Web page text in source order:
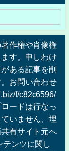
作権や肖像権
す。申しわけ
ある記事を削
お問い合わせ
f/c82c6596/
ードは行なっ
いません、埋
有サイト元へ
テンツに関し